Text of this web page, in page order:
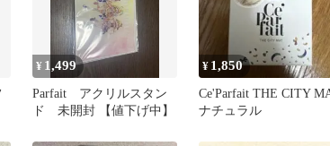
¥ 1,499
Parfait アクリルスタン
ド 未開封 【値下げ中】
¥ 1,850
Ce'Parfait THE CITY
ナチュラル